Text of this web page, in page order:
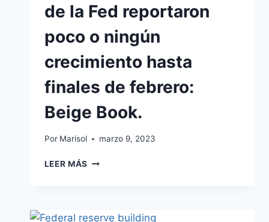
de la Fed reportaron
poco o ningún
crecimiento hasta
finales de febrero:
Beige Book.
Por Marisol marzo 9, 2023
LEER MÁS